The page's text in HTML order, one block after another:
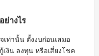
างไร
เท่านั้น ตั้งงบก่อนเสมอ
งิน ลงทุน หรือเสี่ยงโชค